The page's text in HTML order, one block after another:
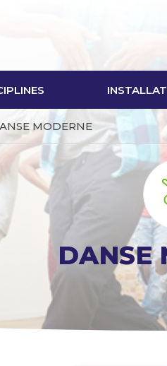
MODERNE
DANSE